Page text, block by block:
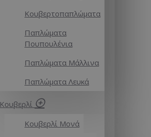
Κουβερτοπαπλώματα
Παπλώματα
Πουπουλένια
Παπλώματα Μάλλινα
Παπλώματα Λευκά
Κουβερλί
Κουβερλί Μονά